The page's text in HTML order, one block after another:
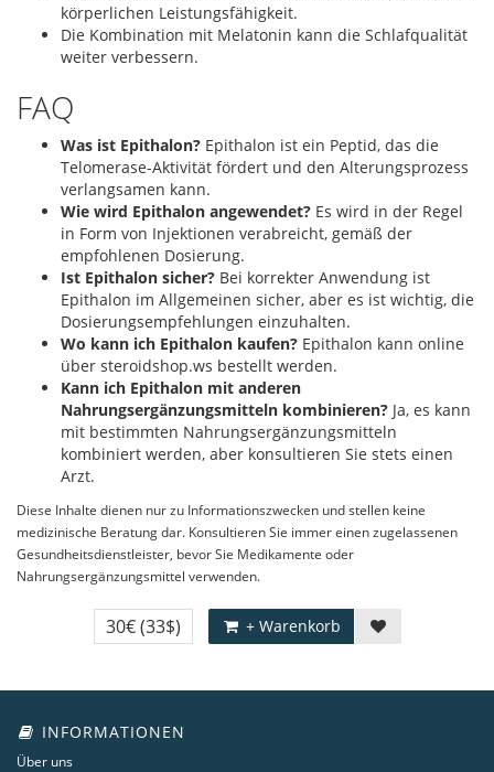
körperlichen Leistungsfähigkeit.
Die Kombination mit Melatonin kann die Schlafqualität
weiter verbessern.
FAQ
Was ist Epithalon? Epithalon ist ein Peptid, das die
Telomerase-Aktivität fördert und den Alterungsprozess
verlangsamen kann.
Wie wird Epithalon angewendet? Es wird in der Regel
in Form von Injektionen verabreicht, gemäß der
empfohlenen Dosierung.
Ist Epithalon sicher? Bei korrekter Anwendung ist
Epithalon im Allgemeinen sicher, aber es ist wichtig, die
Dosierungsempfehlungen einzuhalten.
Wo kann ich Epithalon kaufen? Epithalon kann online
über steroidshop.ws bestellt werden.
Kann ich Epithalon mit anderen
Nahrungsergänzungsmitteln kombinieren? Ja, es kann
mit bestimmten Nahrungsergänzungsmitteln
kombiniert werden, aber konsultieren Sie stets einen
Arzt.
Diese Inhalte dienen nur zu Informationszwecken und stellen keine
medizinische Beratung dar. Konsultieren Sie immer einen zugelassenen
Gesundheitsdienstleister, bevor Sie Medikamente oder
Nahrungsergänzungsmittel verwenden.
30€(33$) + Warenkorb
INFORMATIONEN
Über uns